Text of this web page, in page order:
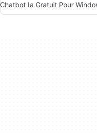
Chatbot Ia Gratuit Pour